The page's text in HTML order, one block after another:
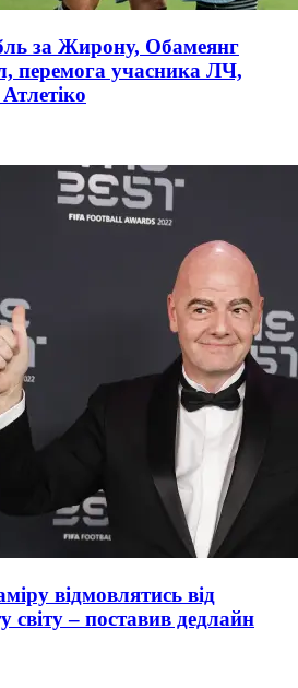
за Жирону, Обамеянг
перемога учасника ЛЧ,
відмовлятись від
світу – поставив дедлайн